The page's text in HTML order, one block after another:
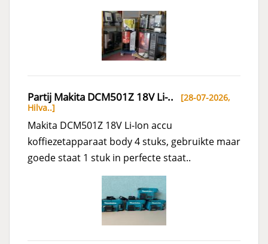
Partij Makita DCM501Z 18V Li-.. [28-07-2026,
Hilva..]
Makita DCM501Z 18V Li-Ion accu
koffiezetapparaat body 4 stuks, gebruikte maar
goede staat 1 stuk in perfecte staat..